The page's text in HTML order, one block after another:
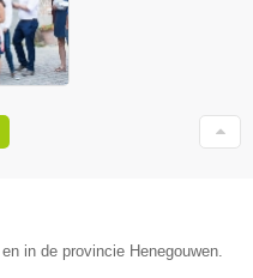
in de provincie Henegouwen.